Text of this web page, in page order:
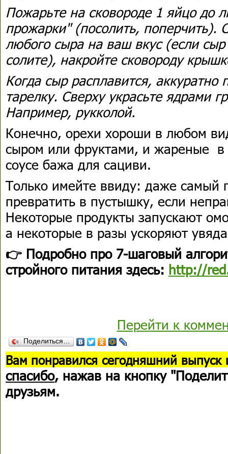
Пожарьте на сковороде 1 яйцо до
прожарки" (посолить, поперчить).
любого сыра на ваш вкус (если
солите), накройте сковороду
Когда сыр расплавится,
тарелку. Сверху украсьте ядрами
Например, рукколой.
Конечно, орехи хороши в любом
сыром или фруктами, и жареные в
соусе бажа для сациви.
Только имейте ввиду: даже самый
превратить в пустышку, если
Некоторые продукты запускают
а некоторые в разы ускоряют
👉 Подробно про 7-шаговый
стройного питания здесь: http://
Перейти к
Поделиться…
Вам понравился сегодняшний выпуск
спасибо, нажав на кнопку
друзьям.